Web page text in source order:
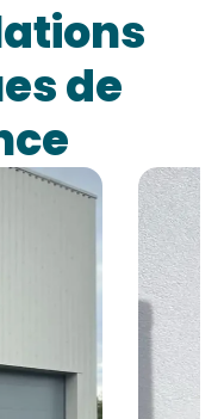
de